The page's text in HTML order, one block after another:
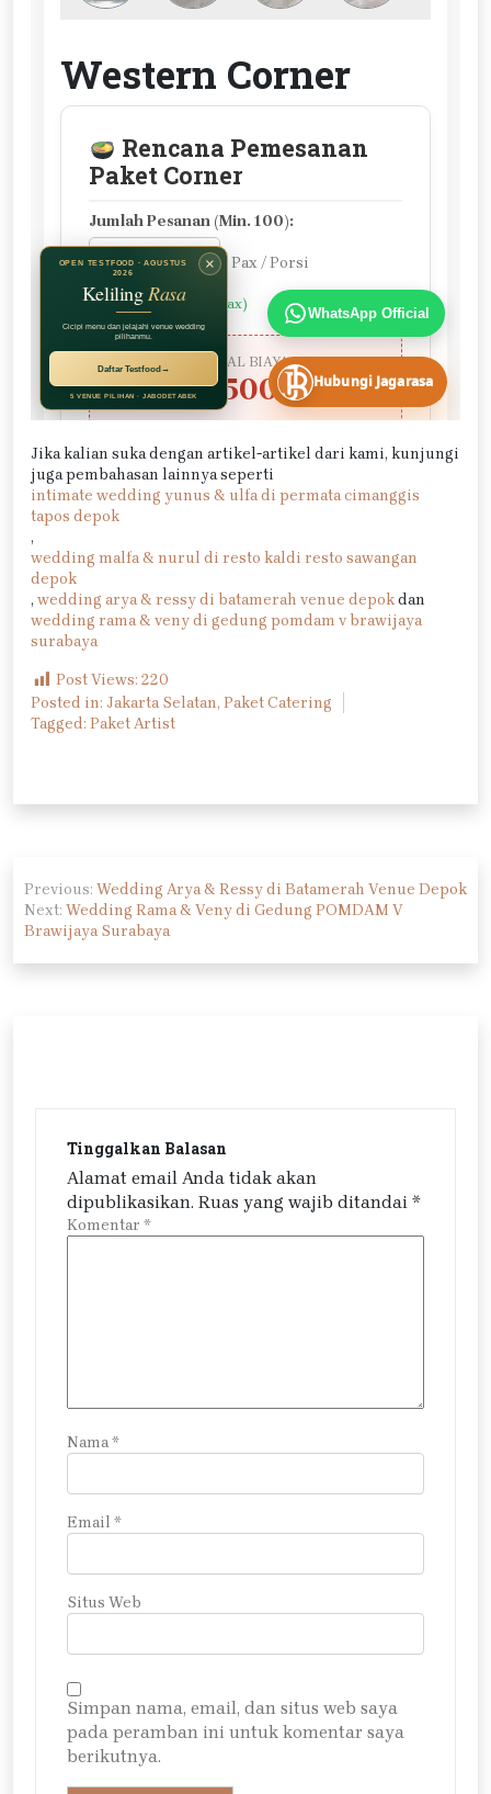
Jika kalian suka dengan artikel-artikel dari kami, kunjungi
juga pembahasan lainnya seperti
intimate wedding yunus & ulfa di permata cimanggis
tapos depok
,
wedding malfa & nurul di resto kaldi resto sawangan
depok
, wedding arya & ressy di batamerah venue depokdan
wedding rama & veny di gedung pomdam v brawijaya
surabaya
Post Views: 220
Posted in: Jakarta Selatan, Paket Catering
Tagged: Paket Artist
pos
Previous: Wedding Arya & Ressy di Batamerah Venue Depok
Next: Wedding Rama & Veny di Gedung POMDAM V
Brawijaya Surabaya
Tinggalkan Balasan
Alamat email Anda tidak akan
dipublikasikan. Ruas yang wajib ditandai *
Komentar *
Nama*
Email *
Situs Web
Simpan nama, email, dan situs web saya
pada peramban ini untuk komentar saya
berikutnya.